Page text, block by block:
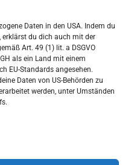
Daten in den USA. Indem du
erklärst du dich auch mit der
Art. 49 (1) lit. a DSGVO
als ein Land mit einem
EU-Standards angesehen.
Daten von US-Behörden zu
werden, unter Umständen
F S
5 6
12 13 14